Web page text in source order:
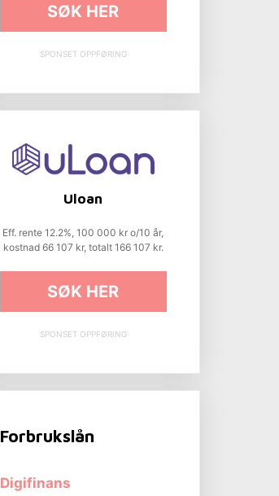
SØK HER
SPONSET OPPFØRING
Uloan
Eff. rente 12.2%, 100 000 kr o/10 år,
kostnad 66 107 kr, totalt 166 107 kr.
SØK HER
SPONSET OPPFØRING
Forbrukslån
Digifinans